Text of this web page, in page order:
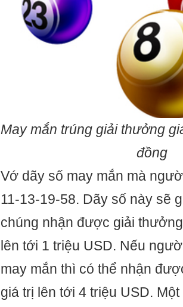
May mắn trúng giải thưởng
đồng
Vớ dãy số may mắn mà
11-13-19-58. Dãy số này sẽ
chúng nhận được giải
lên tới 1 triệu USD. Nếu
may mắn thì có thể nhận
giá trị lên tới 4 triệu USD.